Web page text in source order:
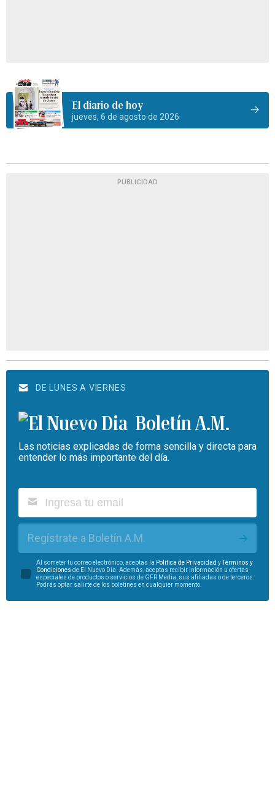
El diario de hoy
jueves, 6 de agosto de 2026
PUBLICIDAD
DE LUNES A VIERNES
Boletín A.M.
Las noticias explicadas de forma sencilla y directa para
entender lo más importante del día.
Regístrate a Boletín A.M.
Al someter tu correo electrónico, aceptas la Política de Privacidad y
Términos y
Condiciones de El Nuevo Día. Además, aceptas recibir información u ofertas
especiales de productos o servicios de GFR Media, sus afiliadas o de terceros.
Podrás optar salirte de los boletines en cualquier momento.